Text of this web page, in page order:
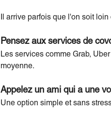
Il arrive parfois que l'on soit
Pensez aux services de
Les services comme Grab,
moyenne.
Appelez un ami qui a une
Une option simple et sans